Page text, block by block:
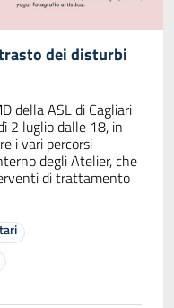
dei disturbi
della ASL di Cagliari
2 luglio dalle 18, in
i vari percorsi
degli Atelier, che
di trattamento